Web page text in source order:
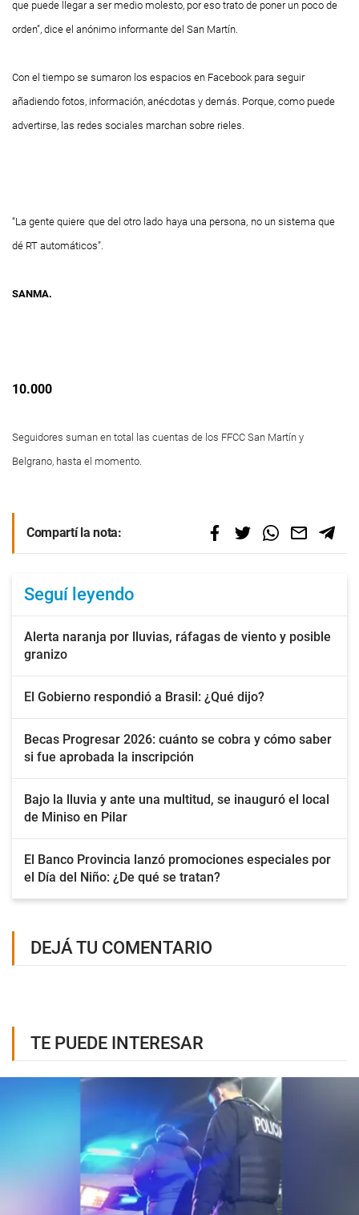
que puede llegar a ser medio molesto, por eso trato de poner un poco de
orden”, dice el anónimo informante del San Martín.
Con el tiempo se sumaron los espacios en Facebook para seguir
añadiendo fotos, información, anécdotas y demás. Porque, como puede
advertirse, las redes sociales marchan sobre rieles.
“La gente quiere que del otro lado haya una persona, no un sistema que
dé RT automáticos”.
SANMA.
10.000
Seguidores suman en total las cuentas de los FFCC San Martín y
Belgrano, hasta el momento.
Compartí la nota:
Seguí leyendo
Alerta naranja por lluvias, ráfagas de viento y posible
granizo
El Gobierno respondió a Brasil: ¿Qué dijo?
Becas Progresar 2026: cuánto se cobra y cómo saber
si fue aprobada la inscripción
Bajo la lluvia y ante una multitud, se inauguró el local
de Miniso en Pilar
El Banco Provincia lanzó promociones especiales por
el Día del Niño: ¿De qué se tratan?
DEJÁ TU COMENTARIO
TE PUEDE INTERESAR